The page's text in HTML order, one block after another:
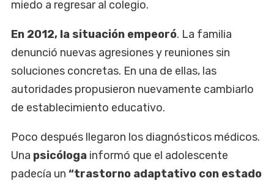
miedo a regresar al colegio.
En 2012, la situación empeoró. La familia
denunció nuevas agresiones y reuniones sin
soluciones concretas. En una de ellas, las
autoridades propusieron nuevamente cambiarlo
de establecimiento educativo.
Poco después llegaron los diagnósticos médicos.
Una psicóloga informó que el adolescente
padecía un “trastorno adaptativo con estado